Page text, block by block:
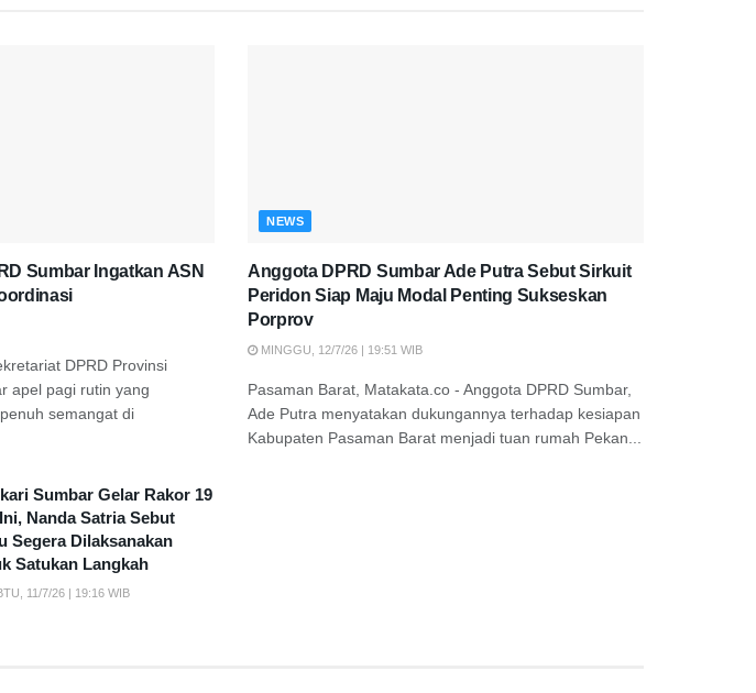
Sumbar Ingatkan ASN
DPRD Provinsi
apel pagi rutin yang
semangat di
NEWS
Anggota DPRD Sumbar Ade Putra Sebut Sirkuit
Peridon Siap Maju Modal Penting Sukseskan
Porprov
MINGGU, 12/7/26 | 19:51 WIB
Pasaman Barat, Matakata.co - Anggota DPRD Sumbar,
Ade Putra menyatakan dukungannya terhadap kesiapan
Kabupaten Pasaman Barat menjadi tuan rumah Pekan...
Sumbar Gelar Rakor 19
Nanda Satria Sebut
Segera Dilaksanakan
Satukan Langkah
11/7/26 | 19:16 WIB